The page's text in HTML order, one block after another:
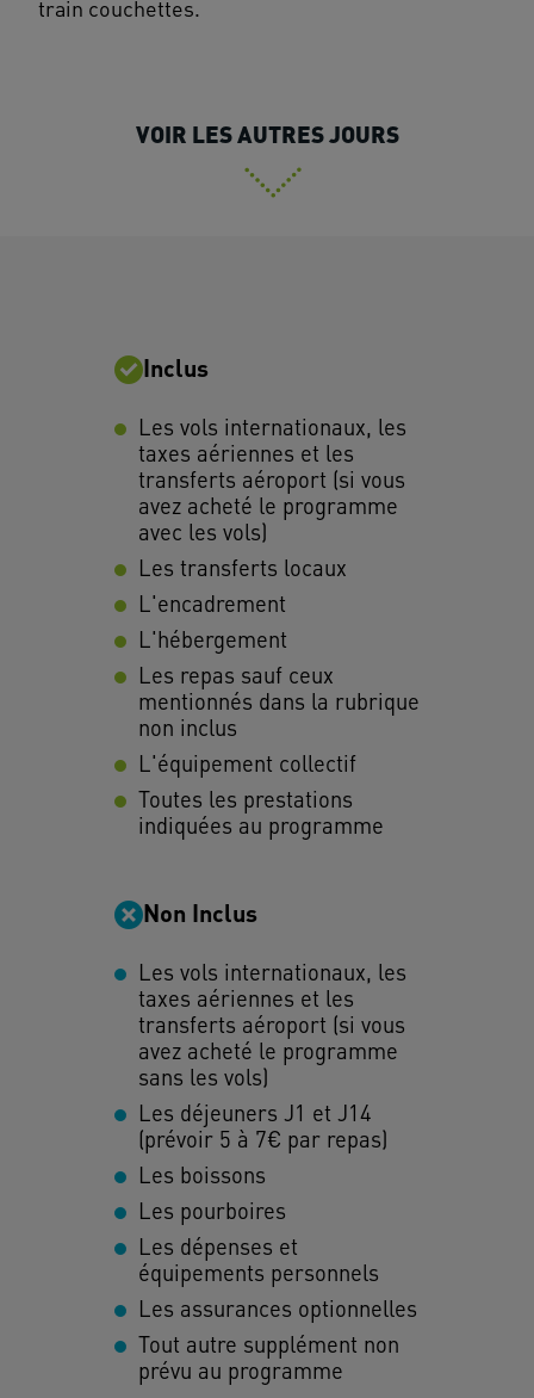
VOIR LES AUTRES JOURS
Inclus
Les vols internationaux, les
taxes aériennes et les
transferts aéroport (si vous
avez acheté le programme
avec les vols)
Les transferts locaux
L'encadrement
L'hébergement
Les repas sauf ceux
mentionnés dans la rubrique
non inclus
L'équipement collectif
Toutes les prestations
indiquées au programme
Non Inclus
Les vols internationaux, les
taxes aériennes et les
transferts aéroport (si vous
avez acheté le programme
sans les vols)
Les déjeuners J1 et J14
(prévoir 5 à 7€ par repas)
Les boissons
Les pourboires
Les dépenses et
équipements personnels
Les assurances optionnelles
Tout autre supplément non
prévu au programme